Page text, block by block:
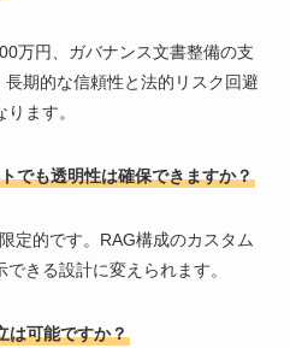
万円、ガバナンス文書整備の支
期的な信頼性と法的リスク回避
ます。
でも透明性は確保できますか？
定的です。RAG構成のカスタム
きる設計に変えられます。
は可能ですか？